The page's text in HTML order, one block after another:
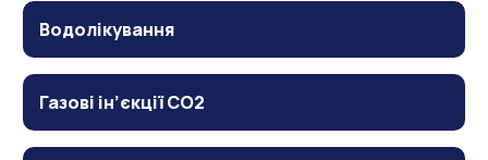
Водолікування
Газові ін’єкції CO2